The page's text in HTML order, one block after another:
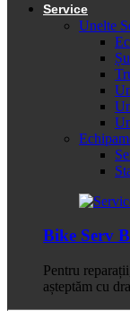
Service
Unelte
Bike Serv
Pentru
așteptăm cu